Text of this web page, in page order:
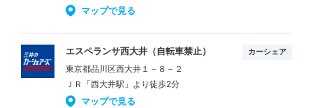
マップで見る
エスペランサ西大井（自転車禁止） カーシェア
東京都品川区西大井１－８－２
ＪＲ「西大井駅」より徒歩2分
マップで見る